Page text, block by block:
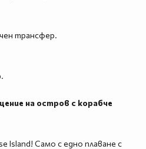
трансфер.
на остров с корабче
Island! Само с едно плаване с